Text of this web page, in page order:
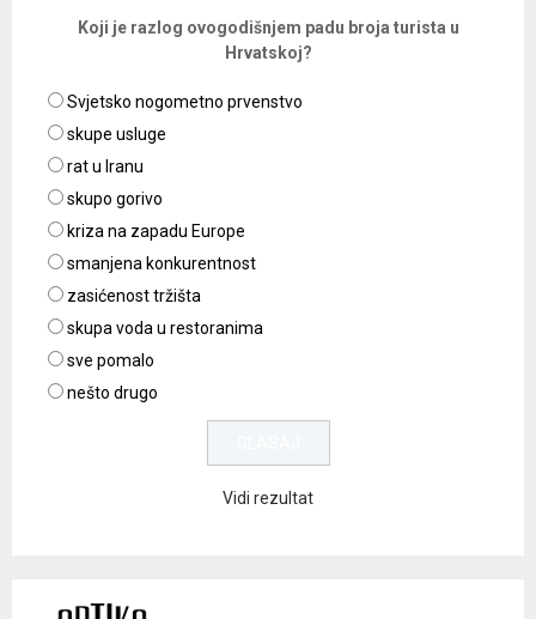
Koji je razlog ovogodišnjem padu broja turista u
Hrvatskoj?
Svjetsko nogometno prvenstvo
skupe usluge
rat u Iranu
skupo gorivo
kriza na zapadu Europe
smanjena konkurentnost
zasićenost tržišta
skupa voda u restoranima
sve pomalo
nešto drugo
Vidi rezultat